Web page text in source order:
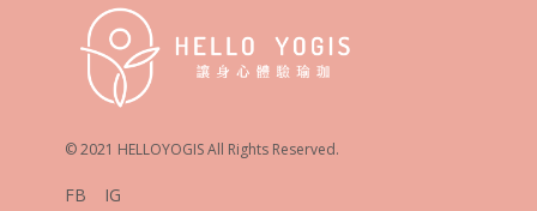
© 2021 HELLOYOGIS All Rights Reserved.
FB
IG